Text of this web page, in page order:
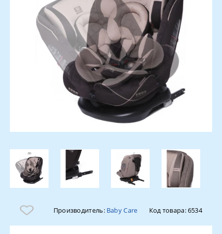
Производитель: Baby Care Код товара:6534